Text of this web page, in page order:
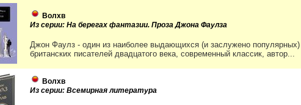
Волхв
Из серии: На берегах фантазии. Проза Джона Фаулза
Джон Фаулз - один из наиболее выдающихся (и заслужено популярных)
британских писателей двадцатого века, современный классик, автор...
Волхв
Из серии: Всемирная литература